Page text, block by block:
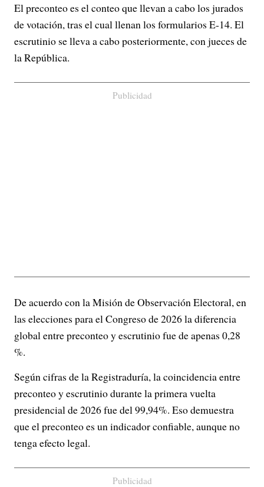
El preconteo es el conteo que llevan a cabo los jurados
de votación, tras el cual llenan los formularios E-14. El
escrutinio se lleva a cabo posteriormente, con jueces de
la República.
Publicidad
De acuerdo con la Misión de Observación Electoral, en
las elecciones para el Congreso de 2026 la diferencia
global entre preconteo y escrutinio fue de apenas 0,28
%.
Según cifras de la Registraduría, la coincidencia entre
preconteo y escrutinio durante la primera vuelta
presidencial de 2026 fue del 99,94%. Eso demuestra
que el preconteo es un indicador confiable, aunque no
tenga efecto legal.
Publicidad